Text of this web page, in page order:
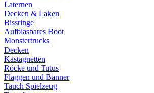
Laternen
Decken & Laken
Bissringe
Aufblasbares Boot
Monstertrucks
Decken
Kastagnetten
Röcke und Tutus
Flaggen und Banner
Tauch Spielzeug